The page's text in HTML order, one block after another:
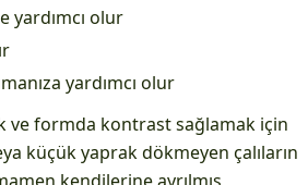
yardımcı olur
yardımcı olur
ve formda kontrast sağlamak için
küçük yaprak dökmeyen çalıların